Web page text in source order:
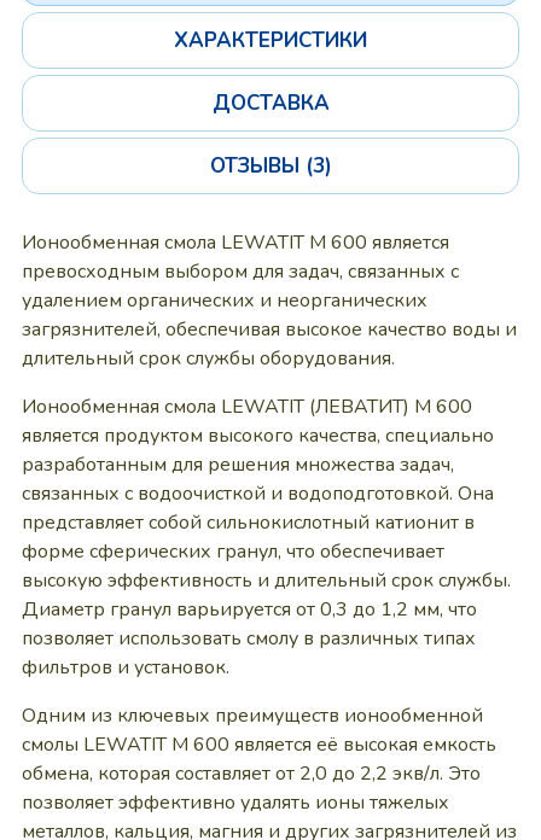
ХАРАКТЕРИСТИКИ
ДОСТАВКА
ОТЗЫВЫ (3)
Ионообменная смола LEWATIT M 600 является
превосходным выбором для задач, связанных с
удалением органических и неорганических
загрязнителей, обеспечивая высокое качество воды и
длительный срок службы оборудования.
Ионообменная смола LEWATIT (ЛЕВАТИТ) M 600
является продуктом высокого качества, специально
разработанным для решения множества задач,
связанных с водоочисткой и водоподготовкой. Она
представляет собой сильнокислотный катионит в
форме сферических гранул, что обеспечивает
высокую эффективность и длительный срок службы.
Диаметр гранул варьируется от 0,3 до 1,2 мм, что
позволяет использовать смолу в различных типах
фильтров и установок.
Одним из ключевых преимуществ ионообменной
смолы LEWATIT M 600 является её высокая емкость
обмена, которая составляет от 2,0 до 2,2 экв/л. Это
позволяет эффективно удалять ионы тяжелых
металлов, кальция, магния и других загрязнителей из